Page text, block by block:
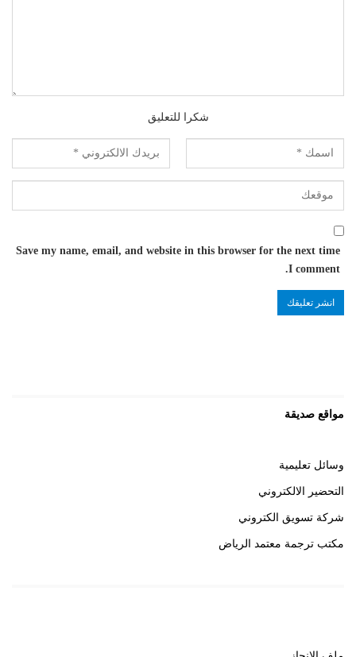
شكرا للتعليق
Save my name, email, and website in this browser for the next time
I comment.
مواقع صديقة
وسائل تعليمية
التحضير الالكتروني
شركة تسويق الكتروني
مكتب ترجمة معتمد الرياض